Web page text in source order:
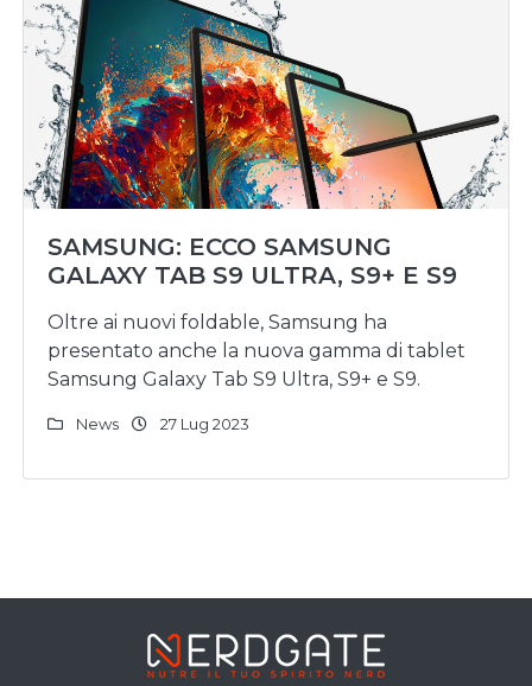
SAMSUNG: ECCO SAMSUNG
GALAXY TAB S9 ULTRA, S9+ E S9
Oltre ai nuovi foldable, Samsung ha
presentato anche la nuova gamma di tablet
Samsung Galaxy Tab S9 Ultra, S9+ e S9.
News 27 Lug 2023